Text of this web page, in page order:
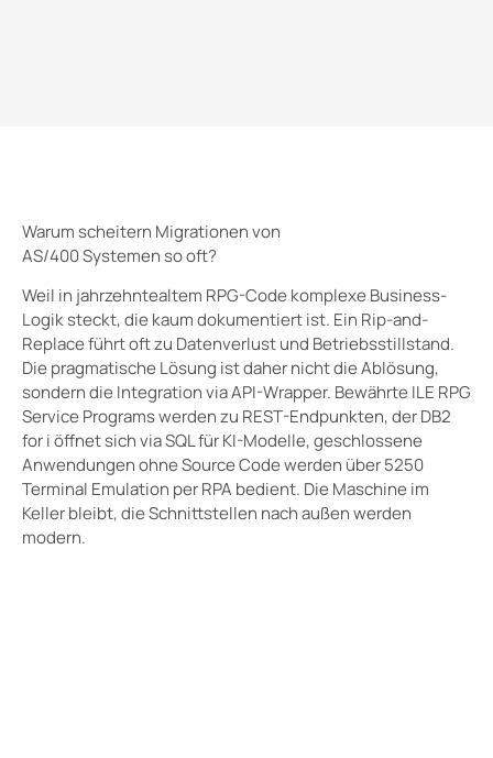
Warum scheitern Migrationen von
AS/400 Systemen so oft?
Weil in jahrzehntealtem RPG-Code komplexe Business-
Logik steckt, die kaum dokumentiert ist. Ein Rip-and-
Replace führt oft zu Datenverlust und Betriebsstillstand.
Die pragmatische Lösung ist daher nicht die Ablösung,
sondern die Integration via API-Wrapper. Bewährte ILE RPG
Service Programs werden zu REST-Endpunkten, der DB2
for i öffnet sich via SQL für KI-Modelle, geschlossene
Anwendungen ohne Source Code werden über 5250
Terminal Emulation per RPA bedient. Die Maschine im
Keller bleibt, die Schnittstellen nach außen werden
modern.